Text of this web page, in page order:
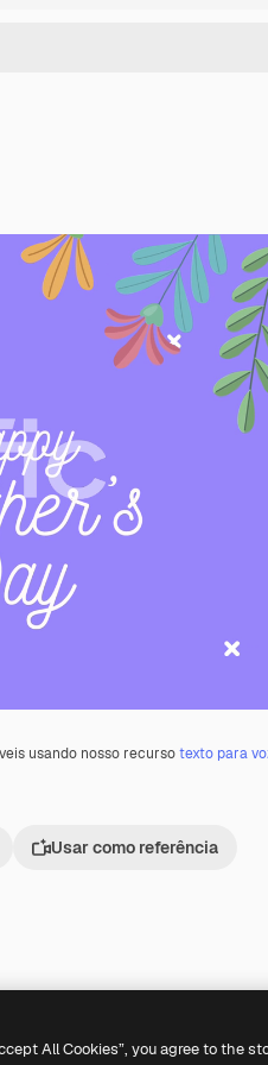
usando nosso recursotexto para
Usar como referência
Premium
Premium
All Cookies”, you agree to the